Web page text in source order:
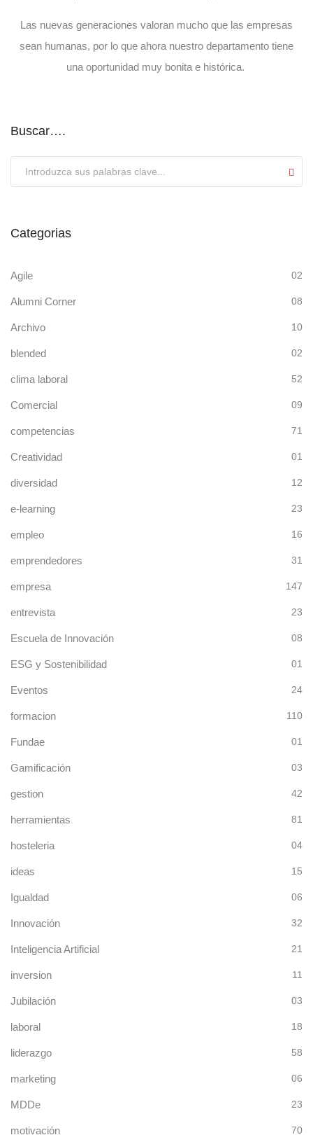
Las nuevas generaciones valoran mucho que las empresas
sean humanas, por lo que ahora nuestro departamento tiene
una oportunidad muy bonita e histórica.
Buscar….
Categorias
Agile 02
Alumni Corner 08
Archivo 10
blended 02
clima laboral 52
Comercial 09
competencias 71
Creatividad 01
diversidad 12
e-learning 23
empleo 16
emprendedores 31
empresa 147
entrevista 23
Escuela de Innovación 08
ESG y Sostenibilidad 01
Eventos 24
formacion 110
Fundae 01
Gamificación 03
gestion 42
herramientas 81
hosteleria 04
ideas 15
Igualdad 06
Innovación 32
Inteligencia Artificial 21
inversion 11
Jubilación 03
laboral 18
liderazgo 58
marketing 06
MDDe 23
motivación 70